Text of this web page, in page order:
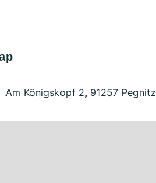
Am Königskopf 2, 91257 Pegnitz